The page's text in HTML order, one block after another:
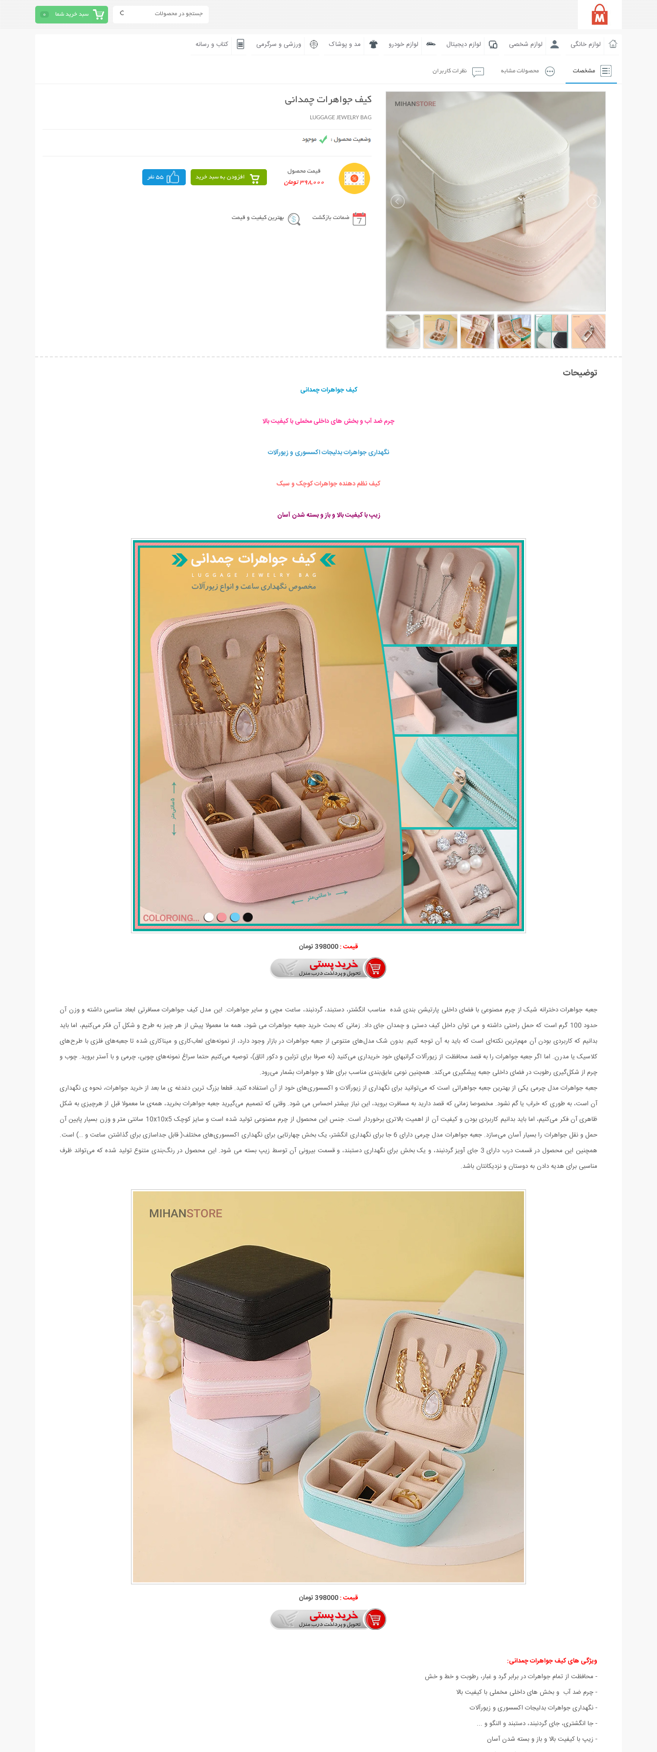
سبد خرید شما 0
لوازم خانگی لوازم شخصی لوازم دیجیتال لوازم خودرو مد و پوشاک ورزشی و سرگرمی کتاب و رسانه
مشخصات محصولات مشابه نظرات کاربران
کیف جواهرات چمدانی
LUGGAGE JEWELRY BAG
قیمت محصول
398,000 تومان
افزودن به سبد خرید 55 نفر
ضمانت بازگشت بهترین کیفیت و قیمت
توضیحات
کیف جواهرات چمدانی
چرم ضد آب و بخش های داخلی مخملی با کیفیت بالا
نگهداری جواهرات بدلیجات اکسسوری و زیورآلات
کیف نظم دهنده جواهرات کوچک و سبک
زیپ با کیفیت بالا و باز و بسته شدن آسان
قیمت :398000 تومان
جعبه جواهرات دخترانه شیک از چرم مصنوعی با فضای داخلی پارتیشن بندی شده مناسب انگشتر، دستبند، گردنبند، ساعت مچی و سایر جواهرات. این مدل کیف جواهرات مسافرتی ابعاد مناسبی داشته و وزن آن
حدود 100 گرم است که حمل راحتی داشته و می توان داخل کیف دستی و چمدان جای داد. زمانی که بحث خرید جعبه جواهرات می شود، همه ما معمولا پیش از هر چیز به طرح و شکل آن فکر می‌کنیم، اما باید
بدانیم که کاربردی بودن آن مهم‌ترین نکته‌ای است که باید به آن توجه کنیم. بدون شک مدل‌های متنوعی از جعبه جواهرات در بازار وجود دارد، از نمونه‌های لعاب‌کاری و میناکاری شده تا جعبه‌های فلزی با طرح‌های
کلاسیک یا مدرن. اما اگر جعبه جواهرات را به قصد محافظت از زیورآلات گرانبهای خود خریداری می‌کنید (نه صرفا برای تزئین و دکور اتاق)، توصیه می‌کنیم حتما سراغ نمونه‌های چوبی، چرمی و با آستر بروید. چوب و
چرم از شکل‌گیری رطوبت در فضای داخلی جعبه پیشگیری می‌کند. همچنین نوعی عایق‌بندی مناسب برای طلا و جواهرات بشمار می‌رود.
جعبه جواهرات مدل چرمی یکی از بهترین جعبه جواهراتی است که می‌توانید برای نگهداری از زیورآلات و اکسسوری‌های خود از آن استفاده کنید. قطعا بزرگ ترین دغدغه ی ما بعد از خرید جواهرات، نحوه ی نگهداری
آن است، به طوری که خراب یا گم نشود. مخصوصا زمانی که قصد دارید به مسافرت بروید، این نیاز بیشتر احساس می شود. وقتی که تصمیم می‌گیرید جعبه جواهرات بخرید، همه‌ی ما معمولا قبل از هرچیزی به شکل
ظاهری آن فکر می‌کنیم، اما باید بدانیم کاربردی بودن و کیفیت آن از اهمیت بالاتری برخوردار است. جنس این محصول از چرم مصنوعی تولید شده است و سایز کوچک 10x10x5 سانتی متر و وزن بسیار پایین آن
حمل و نقل جواهرات را بسیار آسان می‌سازد. جعبه جواهرات مدل چرمی دارای 6 جا برای نگهداری انگشتر، یک بخش چهارتایی برای نگهداری اکسسوری‌های مختلف( قابل جداسازی برای گذاشتن ساعت و …) است.
همچنین این محصول در قسمت درب دارای 3 جای آویز گردنبند، و یک بخش برای نگهداری دستبند، و قسمت بیرونی آن توسط زیپ بسته می شود. این محصول در رنگ‌بندی متنوع تولید شده که می‌تواند ظرف
مناسبی برای هدیه‌ دادن به دوستان و نزدیکانتان باشد.
قیمت :398000 تومان
ویژگی های کیف جواهرات چمدانی:
- محافظت از تمام جواهرات در برابر گرد و غبار، رطوبت و خط و خش
- چرم ضد آب و بخش های داخلی مخملی با کیفیت بالا
- نگهداری جواهرات بدلیجات اکسسوری و زیورآلات
- جا انگشتری، جای گردنبند، دستبند و النگو و ...
- زیپ با کیفیت بالا و باز و بسته شدن آسان